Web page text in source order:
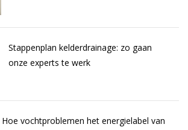
Stappenplan kelderdrainage: zo gaan
onze experts te werk
Hoe vochtproblemen het energielabel van